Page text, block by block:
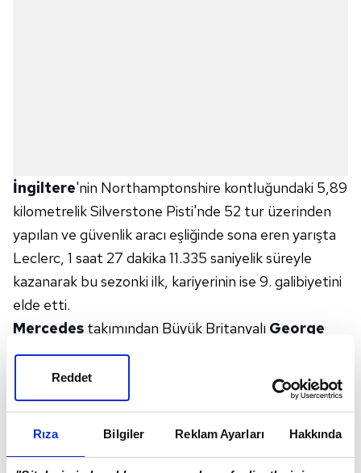
Rıza Bilgiler Reklam Ayarları Hakkında
Reddet
İngiltere'nin Northamptonshire kontluğundaki 5,89
kilometrelik Silverstone Pisti'nde 52 tur üzerinden
yapılan ve güvenlik aracı eşliğinde sona eren yarışta
Leclerc, 1 saat 27 dakika 11.335 saniyelik süreyle
kazanarak bu sezonki ilk, kariyerinin ise 9. galibiyetini
elde etti.
Mercedes takımından Büyük Britanyalı George
Russell, yarışı liderin 0.427 saniye arkasında ikinci,
Ferrari'nin Büyük Britanyalı pilotu
Lewis Hamilton
ise liderden 0.772 saniye farkla üçüncü bitirdi.
koşulacak Belçika Grand Prix'siyle devam edecek.
Pilotlar ve takımlar klasmanının ilk 5 sırası şöyle: